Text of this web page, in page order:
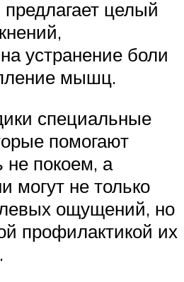
целый
устранение боли
мышц.
специальные
помогают
не покоем, а
могут не только
ощущений, но
профилактикой их